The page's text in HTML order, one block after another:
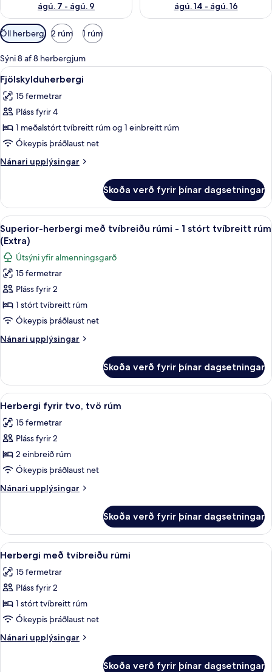
ágú. 7 - ágú. 9
ágú. 14 - ágú. 16
Síur
í
boði
fyrir
herbergi
Öll herbergi 2 rúm 1 rúm
Sýni 8 af 8 herbergjum
Skoða
allar
myndir
fyrir
Fjölskylduherbergi
Straujárn/strauborð, ókeypis
5
Fjölskylduherbergi
15 fermetrar
Pláss fyrir 4
1 meðalstórt tvíbreitt rúm og 1 einbreitt rúm
Ókeypis þráðlaust net
Nánari upplýsingar
Nánari
Skoða verð fyrir þínar dagsetningar
Skoða
allar
myndir
fyrir
Superior-
herbergi
með
tvíbreiðu
rúmi
-
stórt
tvíbreitt
rúm
(Extra)
Straujárn/strauborð, ókeypis
6
Superior-herbergi með tvíbreiðu rúmi - 1 stórt tvíbreitt rúm
(Extra)
Útsýni yfir almenningsgarð
15 fermetrar
Pláss fyrir 2
1 stórt tvíbreitt rúm
Ókeypis þráðlaust net
Nánari upplýsingar
Nánari
herbergi
með
tvíbreiðu
tvíbreitt
rúm
Skoða verð fyrir þínar dagsetningar
Skoða
allar
myndir
fyrir
Herbergi
fyrir
tvo,
tvö
Straujárn/strauborð, ókeypis
5
Herbergi fyrir tvo, tvö rúm
15 fermetrar
Pláss fyrir 2
2 einbreið rúm
Ókeypis þráðlaust net
Nánari upplýsingar
Nánari
fyrir
tvo,
tvö
Skoða verð fyrir þínar dagsetningar
Skoða
allar
myndir
fyrir
Herbergi
með
tvíbreiðu
rúmi
Straujárn/strauborð, ókeypis
5
Herbergi með tvíbreiðu rúmi
15 fermetrar
Pláss fyrir 2
1 stórt tvíbreitt rúm
Ókeypis þráðlaust net
Nánari upplýsingar
Nánari
Skoða verð fyrir þínar dagsetningar